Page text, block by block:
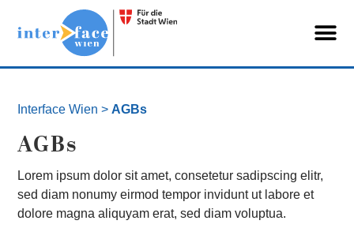
Interface Wien >AGBs
AGBs
Lorem ipsum dolor sit amet, consetetur sadipscing elitr,
sed diam nonumy eirmod tempor invidunt ut labore et
dolore magna aliquyam erat, sed diam voluptua.